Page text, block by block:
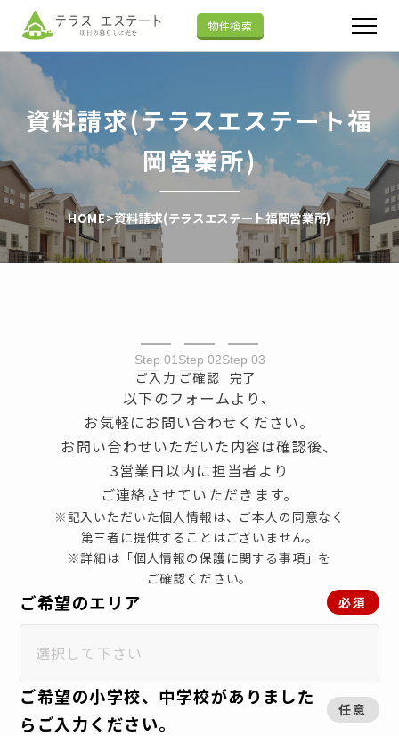
物件検索
資料請求(テラスエステート福
岡営業所)
HOME>資料請求(テラスエステート福岡営業所)
Step 01
ご入力
Step 02
ご確認
Step 03
完了
以下のフォームより、
お気軽にお問い合わせください。
お問い合わせいただいた内容は確認後、
3営業日以内に担当者より
ご連絡させていただきます。
※記入いただいた個人情報は、ご本人の同意なく
第三者に提供することはございません。
※詳細は「個人情報の保護に関する事項」を
ご確認ください。
必須
ご希望のエリア
任意
ご希望の小学校、中学校がありました
らご入力ください。